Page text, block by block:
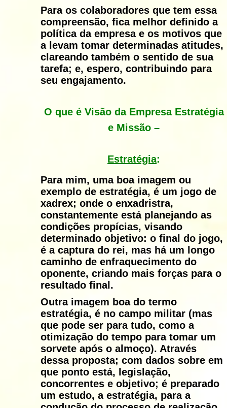
Para os colaboradores que tem essa
compreensão, fica melhor definido a
política da empresa e os motivos que
a levam tomar determinadas atitudes,
clareando também o sentido de sua
tarefa; e, espero, contribuindo para
seu engajamento.
O que é Visão da Empresa Estratégia
e Missão –
Estratégia:
Para mim, uma boa imagem ou
exemplo de estratégia, é um jogo de
xadrex; onde o enxadristra,
constantemente está planejando as
condições propícias, visando
determinado objetivo: o final do jogo,
é a captura do rei, mas há um longo
caminho de enfraquecimento do
oponente, criando mais forças para o
resultado final.
Outra imagem boa do termo
estratégia, é no campo militar (mas
que pode ser para tudo, como a
otimização do tempo para tomar um
sorvete após o almoço). Através
dessa proposta; com dados sobre em
que ponto está, legislação,
concorrentes e objetivo; é preparado
um estudo, a estratégia, para a